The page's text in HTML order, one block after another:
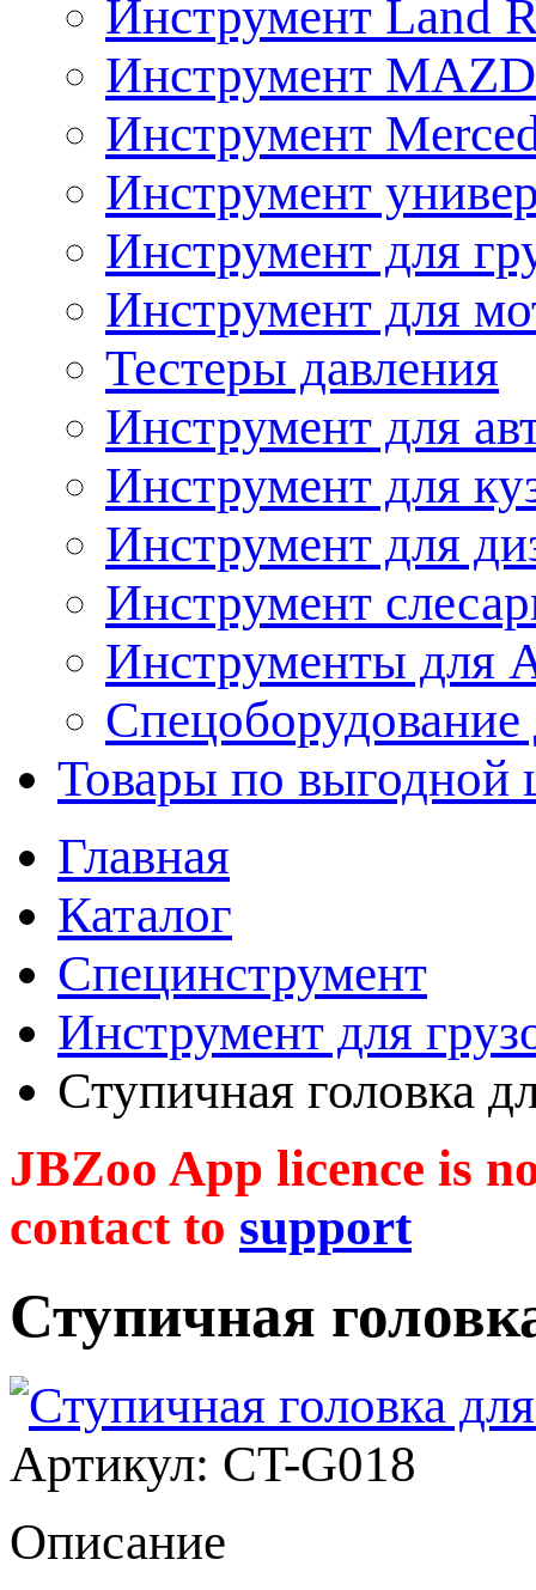
Инструмент Land
Инструмент
Инструмент
Инструмент
Инструмент для
Инструмент для
Тестеры давления
Инструмент для
Инструмент для
Инструмент для
Инструмент
Инструменты
Спецоборудование
Товары по выгодной
Главная
Каталог
Специнструмент
Инструмент для
Ступичная головка
JBZoo App licence is
contact to support
Ступичная
Артикул: CT-G018
Описание